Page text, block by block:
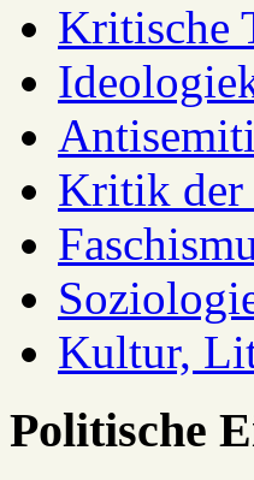
Kritische
Kritik der
Kultur,
Politische